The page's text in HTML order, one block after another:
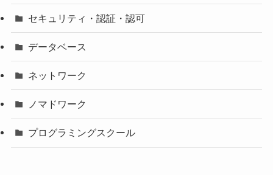
セキュリティ・認証・認可
データベース
ネットワーク
ノマドワーク
プログラミングスクール